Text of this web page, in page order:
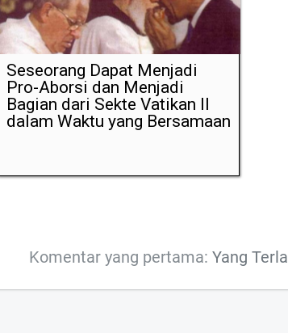
Seseorang Dapat Menjadi
Pro-Aborsi dan Menjadi
Bagian dari Sekte Vatikan II
dalam Waktu yang Bersamaan
Komentar yang pertama: Yang